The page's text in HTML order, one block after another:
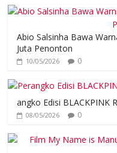
Abio Salsinha Bawa
Juta Penonton
10/05/2026 0
angko Edisi BLACKPINK
08/05/2026 0